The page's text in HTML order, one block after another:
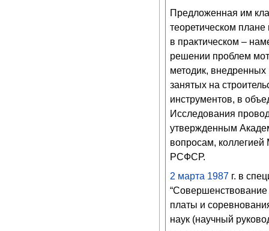
Предложенная им
теоретическом
в практическом –
решении проблем
методик, внедренных
занятых на
инструментов, в
Исследования
утвержденным
вопросам,
РСФСР.
2 марта 1987 г. в
“Совершенствование
платы и
наук (научный